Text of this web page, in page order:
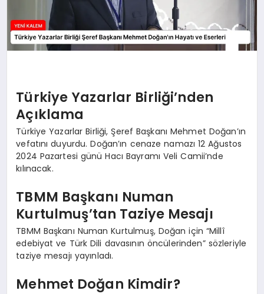
Türkiye Yazarlar Birliği’nden
Açıklama
Türkiye Yazarlar Birliği, Şeref Başkanı Mehmet Doğan’ın
vefatını duyurdu. Doğan’ın cenaze namazı 12 Ağustos
2024 Pazartesi günü Hacı Bayramı Veli Camii’nde
kılınacak.
TBMM Başkanı Numan
Kurtulmuş’tan Taziye Mesajı
TBMM Başkanı Numan Kurtulmuş, Doğan için “Millî
edebiyat ve Türk Dili davasının öncülerinden” sözleriyle
taziye mesajı yayınladı.
Mehmet Doğan Kimdir?